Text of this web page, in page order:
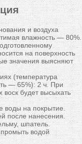
и воздуха
влажность — 80%.
на поверхность
значения выясняют
(температура
— 65%): 2 ч. При
воск будет высыхать
воды на покрытие.
после нанесения.
шпатель.
водой